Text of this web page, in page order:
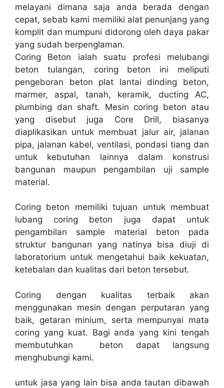
melayani dimana saja anda berada dengan
cepat, sebab kami memiliki alat penunjang yang
komplit dan mumpuni didorong oleh daya pakar
yang sudah berpenglaman.
Coring Beton ialah suatu profesi melubangi
beton tulangan, coring beton ini meliputi
pengeboran beton plat lantai dinding beton,
marmer, aspal, tanah, keramik, ducting AC,
plumbing dan shaft. Mesin coring beton atau
yang disebut juga Core Drill, biasanya
diaplikasikan untuk membuat jalur air, jalanan
pipa, jalanan kabel, ventilasi, pondasi tiang dan
untuk kebutuhan lainnya dalam konstrusi
bangunan maupun pengambilan uji sample
material.
Coring beton memiliki tujuan untuk membuat
lubang coring beton juga dapat untuk
pengambilan sample material beton pada
struktur bangunan yang natinya bisa diuji di
laboratorium untuk mengetahui baik kekuatan,
ketebalan dan kualitas dari beton tersebut.
Coring dengan kualitas terbaik akan
menggunakan mesin dengan perputaran yang
baik, getaran minium, serta mempunyai mata
coring yang kuat. Bagi anda yang kini tengah
membutuhkan beton dapat langsung
menghubungi kami.
untuk jasa yang lain bisa anda tautan dibawah